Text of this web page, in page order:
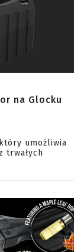
na Glocku
umożliwia
trwałych